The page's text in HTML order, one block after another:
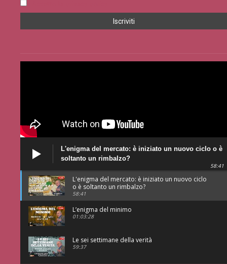
L'enigma del mercato: è iniziato un nuovo ciclo o è
soltanto un rimbalzo?
58:41
L'enigma del mercato: è iniziato un nuovo ciclo
o è soltanto un rimbalzo?
58:41
L’enigma del minimo
01:03:28
Le sei settimane della verità
59:37